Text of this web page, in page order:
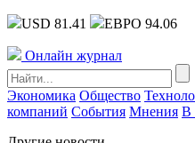
USD 81.41 ЕВРО 94.06
Онлайн журнал
Экономика Общество
компаний События Мнения В